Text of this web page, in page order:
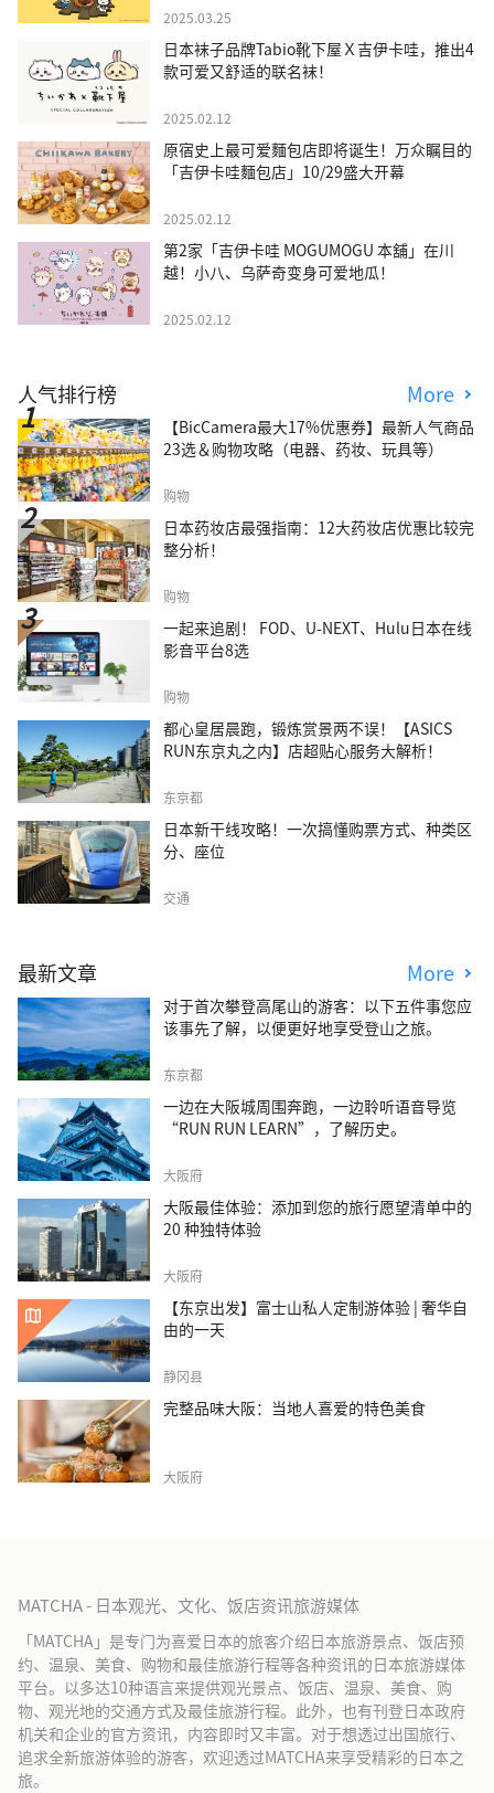
2025.03.25
日本袜子品牌Tabio靴下屋Ｘ吉伊卡哇，推出4
款可爱又舒适的联名袜！
2025.02.12
原宿史上最可爱麵包店即将诞生！万众瞩目的
「吉伊卡哇麵包店」10/29盛大开幕
2025.02.12
第2家「吉伊卡哇 MOGUMOGU 本舖」在川
越！小八、乌萨奇变身可爱地瓜！
2025.02.12
人气排行榜 More
【BicCamera最大17%优惠券】最新人气商品
23选＆购物攻略（电器、药妆、玩具等）
购物
日本药妆店最强指南：12大药妆店优惠比较完
整分析！
购物
一起来追剧！ FOD、U-NEXT、Hulu日本在线
影音平台8选
购物
都心皇居晨跑，锻炼赏景两不误！【ASICS
RUN东京丸之内】店超贴心服务大解析！
东京都
日本新干线攻略！一次搞懂购票方式、种类区
分、座位
交通
最新文章 More
对于首次攀登高尾山的游客：以下五件事您应
该事先了解，以便更好地享受登山之旅。
东京都
一边在大阪城周围奔跑，一边聆听语音导览
“RUN RUN LEARN”，了解历史。
大阪府
大阪最佳体验：添加到您的旅行愿望清单中的
20 种独特体验
大阪府
【东京出发】富士山私人定制游体验 | 奢华自
由的一天
静冈县
完整品味大阪：当地人喜爱的特色美食
大阪府
MATCHA - 日本观光、文化、饭店资讯旅游媒体
「MATCHA」是专门为喜爱日本的旅客介绍日本旅游景点、饭店预
约、温泉、美食、购物和最佳旅游行程等各种资讯的日本旅游媒体
平台。以多达10种语言来提供观光景点、饭店、温泉、美食、购
物、观光地的交通方式及最佳旅游行程。此外，也有刊登日本政府
机关和企业的官方资讯，内容即时又丰富。对于想透过出国旅行、
追求全新旅游体验的游客，欢迎透过MATCHA来享受精彩的日本之
旅。